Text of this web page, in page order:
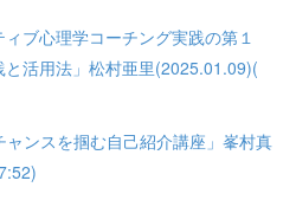
ブ心理学コーチング実践の第１
活用法」松村亜里(2025.01.09)(
ャンスを掴む自己紹介講座」峯村真